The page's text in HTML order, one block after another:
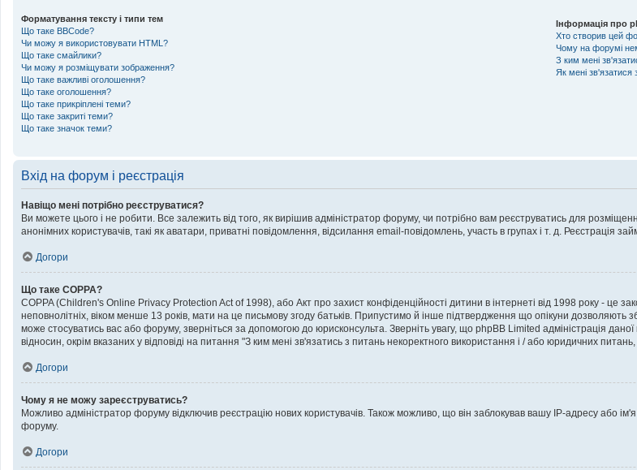
Форматування тексту і типи тем
Що таке BBCode?
Чи можу я використовувати HTML?
Що таке смайлики?
Чи можу я розміщувати зображення?
Що таке важливі оголошення?
Що таке оголошення?
Що таке прикріплені теми?
Що таке закриті теми?
Що таке значок теми?
Інформація про
Хто створив цей
Чому на форумі
З ким мені
Як мені зв'язатися
Вхід на форум і реєстрація
Навіщо мені потрібно реєструватися?
Ви можете цього і не робити. Все залежить від того, як вирішив адміністратор форуму, чи потрібно вам реєструватись для
анонімних користувачів, такі як аватари, приватні повідомлення, відсилання email-повідомлень, участь в групах і т. д. Реєстрація
Догори
Що таке COPPA?
COPPA (Children's Online Privacy Protection Act of 1998), або Акт про захист конфіденційності дитини в інтернеті від 1998 року - це
неповнолітніх, віком менше 13 років, мати на це письмову згоду батьків. Припустимо й інше підтвердження що опікуни дозволяють
може стосуватись вас або форуму, зверніться за допомогою до юрисконсульта. Зверніть увагу, що phpBB Limited адміністрація
відносин, окрім вказаних у відповіді на питання "З ким мені зв'язатись з питань некоректного використання і / або юридичних
Догори
Чому я не можу зареєструватись?
Можливо адміністратор форуму відключив реєстрацію нових користувачів. Також можливо, що він заблокував вашу IP-адресу або
форуму.
Догори